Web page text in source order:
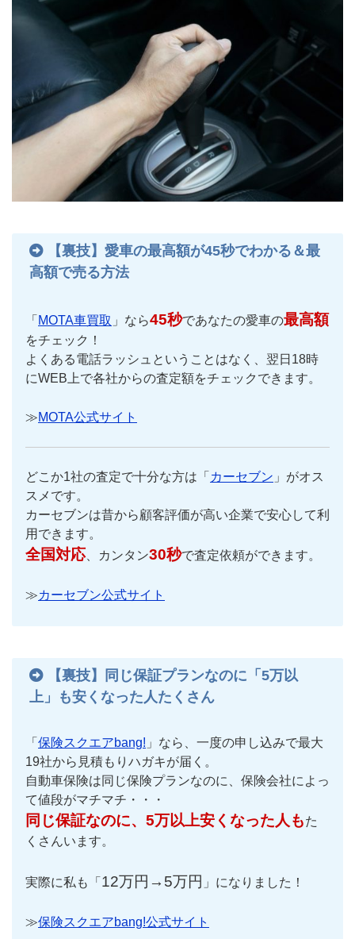
【裏技】愛車の最高額が45秒でわかる＆最
高額で売る方法
「 MOTA車買取 」なら45秒であなたの愛車の最高額
をチェック！
よくある電話ラッシュということはなく、翌日18時
にWEB上で各社からの査定額をチェックできます。
≫MOTA公式サイト
どこか1社の査定で十分な方は「 カーセブン 」がオス
スメです。
カーセブンは昔から顧客評価が高い企業で安心して利
用できます。
全国対応、カンタン30秒で査定依頼ができます。
≫カーセブン公式サイト
【裏技】同じ保証プランなのに「5万以
上」も安くなった人たくさん
「 保険スクエアbang! 」なら、一度の申し込みで最大
19社から見積もりハガキが届く。
自動車保険は同じ保険プランなのに、保険会社によっ
て値段がマチマチ・・・
同じ保証なのに、5万以上安くなった人もた
くさんいます。
実際に私も「 12万円→5万円 」になりました！
≫保険スクエアbang!公式サイト